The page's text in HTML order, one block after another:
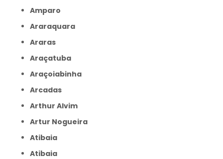
Amparo
Araraquara
Araras
Araçatuba
Araçoiabinha
Arcadas
Arthur Alvim
Artur Nogueira
Atibaia
Atibaia